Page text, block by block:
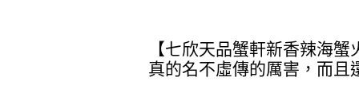
【七欣天品蟹軒新香辣海
真的名不虛傳的厲害，而且